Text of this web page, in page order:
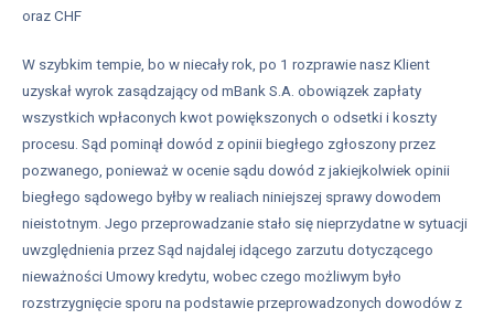
oraz CHF
W szybkim tempie, bo w niecały rok, po 1 rozprawie nasz Klient
uzyskał wyrok zasądzający od mBank S.A. obowiązek zapłaty
wszystkich wpłaconych kwot powiększonych o odsetki i koszty
procesu. Sąd pominął dowód z opinii biegłego zgłoszony przez
pozwanego, ponieważ w ocenie sądu dowód z jakiejkolwiek opinii
biegłego sądowego byłby w realiach niniejszej sprawy dowodem
nieistotnym. Jego przeprowadzanie stało się nieprzydatne w sytuacji
uwzględnienia przez Sąd najdalej idącego zarzutu dotyczącego
nieważności Umowy kredytu, wobec czego możliwym było
rozstrzygnięcie sporu na podstawie przeprowadzonych dowodów z